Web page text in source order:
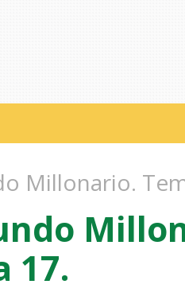
Millonario.
17.